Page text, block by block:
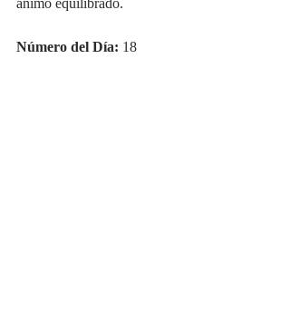
Número del Día: 18